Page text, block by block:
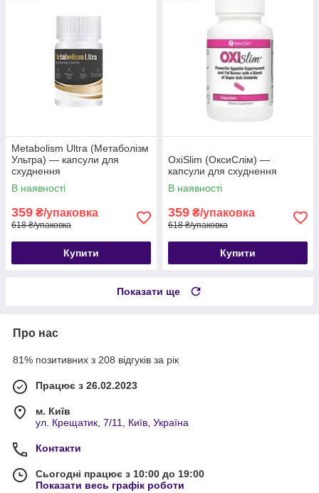
Metabolism Ultra (Метаболізм
Ультра) — капсули для
схуднення
В наявності
359 ₴/упаковка
618 ₴/упаковка
Купити
OxiSlim (ОксиСлім) —
капсули для схуднення
В наявності
359 ₴/упаковка
618 ₴/упаковка
Купити
Показати ще
Про нас
81% позитивних з 208 відгуків за рік
Працює з 26.02.2023
м. Київ
ул. Крещатик, 7/11, Київ, Україна
Контакти
Сьогодні працює з 10:00 до 19:00
Показати весь графік роботи